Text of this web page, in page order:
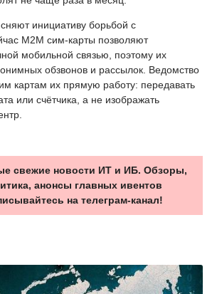
инициативу борьбой с
M2M сим-карты позволяют
мобильной связью, поэтому их
обзвонов и рассылок. Ведомство
картам их прямую работу: передавать
или счётчика, а не изображать
свежие новости ИТ и ИБ. Обзоры,
анонсы главных ивентов
на телеграм-канал!